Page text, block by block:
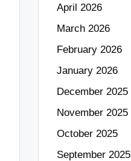
April 2026
March 2026
February 2026
January 2026
December 2025
November 2025
October 2025
September 2025